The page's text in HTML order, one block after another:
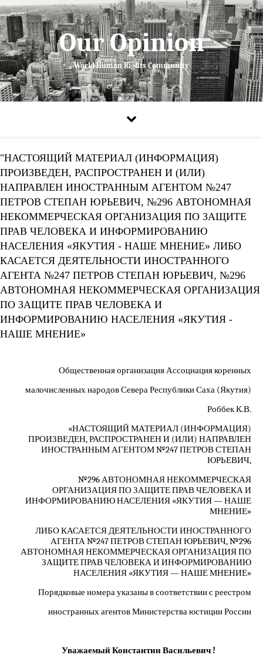
Our Opinion
World Human Rights Community
"НАСТОЯЩИЙ МАТЕРИАЛ (ИНФОРМАЦИЯ)
ПРОИЗВЕДЕН, РАСПРОСТРАНЕН И (ИЛИ)
НАПРАВЛЕН ИНОСТРАННЫМ АГЕНТОМ №247
ПЕТРОВ СТЕПАН ЮРЬЕВИЧ, №296 АВТОНОМНАЯ
НЕКОММЕРЧЕСКАЯ ОРГАНИЗАЦИЯ ПО ЗАЩИТЕ
ПРАВ ЧЕЛОВЕКА И ИНФОРМИРОВАНИЮ
НАСЕЛЕНИЯ «ЯКУТИЯ - НАШЕ МНЕНИЕ» ЛИБО
КАСАЕТСЯ ДЕЯТЕЛЬНОСТИ ИНОСТРАННОГО
АГЕНТА №247 ПЕТРОВ СТЕПАН ЮРЬЕВИЧ, №296
АВТОНОМНАЯ НЕКОММЕРЧЕСКАЯ ОРГАНИЗАЦИЯ
ПО ЗАЩИТЕ ПРАВ ЧЕЛОВЕКА И
ИНФОРМИРОВАНИЮ НАСЕЛЕНИЯ «ЯКУТИЯ -
НАШЕ МНЕНИЕ»
Общественная организация Ассоциация коренных
малочисленных народов Севера Республики Саха (Якутия)
Роббек К.В.
«НАСТОЯЩИЙ МАТЕРИАЛ (ИНФОРМАЦИЯ)
ПРОИЗВЕДЕН, РАСПРОСТРАНЕН И (ИЛИ) НАПРАВЛЕН
ИНОСТРАННЫМ АГЕНТОМ №247 ПЕТРОВ СТЕПАН
ЮРЬЕВИЧ,
№296 АВТОНОМНАЯ НЕКОММЕРЧЕСКАЯ
ОРГАНИЗАЦИЯ ПО ЗАЩИТЕ ПРАВ ЧЕЛОВЕКА И
ИНФОРМИРОВАНИЮ НАСЕЛЕНИЯ «ЯКУТИЯ — НАШЕ
МНЕНИЕ»
ЛИБО КАСАЕТСЯ ДЕЯТЕЛЬНОСТИ ИНОСТРАННОГО
АГЕНТА №247 ПЕТРОВ СТЕПАН ЮРЬЕВИЧ, №296
АВТОНОМНАЯ НЕКОММЕРЧЕСКАЯ ОРГАНИЗАЦИЯ ПО
ЗАЩИТЕ ПРАВ ЧЕЛОВЕКА И ИНФОРМИРОВАНИЮ
НАСЕЛЕНИЯ «ЯКУТИЯ — НАШЕ МНЕНИЕ»
Порядковые номера указаны в соответствии с реестром
иностранных агентов Министерства юстиции России
Уважаемый Константин Васильевич !